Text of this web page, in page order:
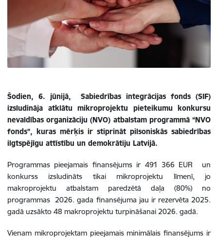
Šodien, 6. jūnijā, Sabiedrības integrācijas fonds (SIF)
izsludināja atklātu mikroprojektu pieteikumu konkursu
nevaldības organizāciju (NVO) atbalstam programmā “NVO
fonds”, kuras mērķis ir stiprināt pilsoniskās sabiedrības
ilgtspējīgu attīstību un demokrātiju Latvijā.
Programmas pieejamais finansējums ir 491 366 EUR
un
konkurss izsludināts tikai mikroprojektu līmenī, jo
makroprojektu atbalstam paredzētā daļa (80%) no
programmas 2026. gada finansējuma jau ir rezervēta 2025.
gadā uzsākto 48 makroprojektu turpināšanai 2026. gadā.
Vienam mikroprojektam pieejamais minimālais finansējums ir